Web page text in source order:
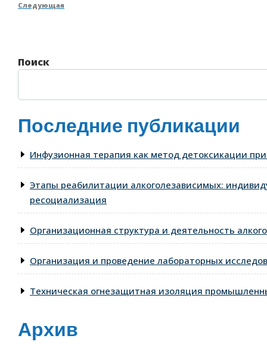
записям
Следующая
Следующая
Поиск
Последние публикации
Инфузионная терапия как метод детоксикации
Этапы реабилитации алкоголезависимых:
ресоциализация
Организационная структура и деятельность
Организация и проведение лабораторных
Техническая огнезащитная изоляция
Архив